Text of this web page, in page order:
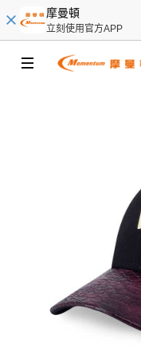
摩曼頓
立刻使用官方APP